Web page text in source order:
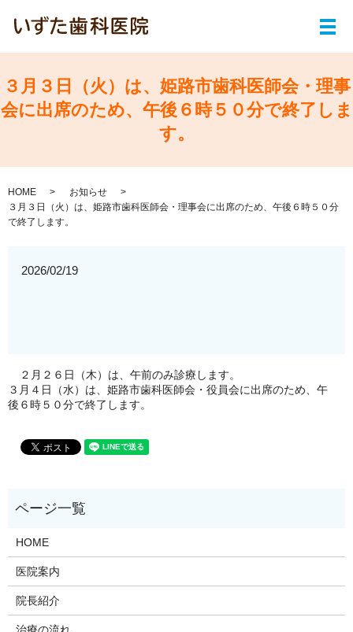
メ
３月３日（火）は、姫路市歯科医師会・理事
会に出席のため、午後６時５０分で終了しま
す。
HOME
お知らせ
３月３日（火）は、姫路市歯科医師会・理事会に出席のため、午後６時５０分
で終了します。
2026/02/19
２月２６日（木）は、午前のみ診療します。
３月４日（水）は、姫路市歯科医師会・役員会に出席のため、午
後６時５０分で終了します。
HOME
医院案内
院長紹介
治療の流れ